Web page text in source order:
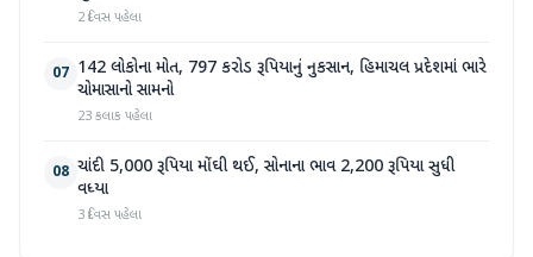
2 દિવસ પહેલા
07 142 લોકોના મોત, 797 કરોડ રૂપિયાનું નુકસાન, હિમાચલ પ્રદેશમાં ભારે
ચોમાસાનો સામનો
23 કલાક પહેલા
08 ચાંદી 5,000 રૂપિયા મોંઘી થઈ, સોનાના ભાવ 2,200 રૂપિયા સુધી
વધ્યા
3 દિવસ પહેલા